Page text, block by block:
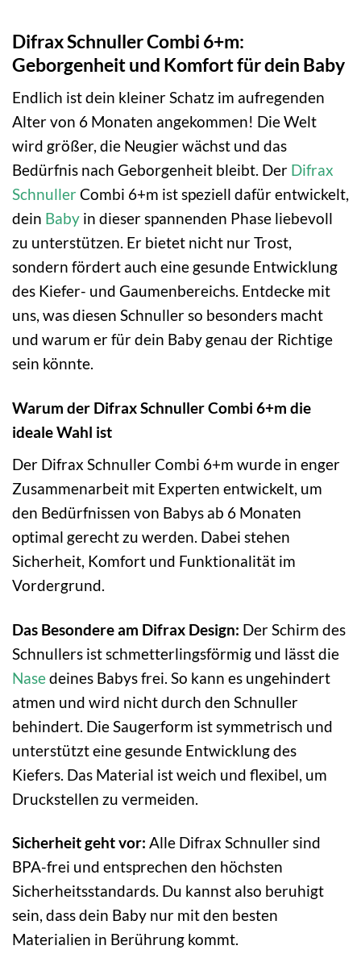
Difrax Schnuller Combi 6+m:
Geborgenheit und Komfort für dein Baby
Endlich ist dein kleiner Schatz im aufregenden
Alter von 6 Monaten angekommen! Die Welt
wird größer, die Neugier wächst und das
Bedürfnis nach Geborgenheit bleibt. Der Difrax
SchnullerCombi 6+m ist speziell dafür entwickelt,
dein Baby in dieser spannenden Phase liebevoll
zu unterstützen. Er bietet nicht nur Trost,
sondern fördert auch eine gesunde Entwicklung
des Kiefer- und Gaumenbereichs. Entdecke mit
uns, was diesen Schnuller so besonders macht
und warum er für dein Baby genau der Richtige
sein könnte.
Warum der Difrax Schnuller Combi 6+m die
ideale Wahl ist
Der Difrax Schnuller Combi 6+m wurde in enger
Zusammenarbeit mit Experten entwickelt, um
den Bedürfnissen von Babys ab 6 Monaten
optimal gerecht zu werden. Dabei stehen
Sicherheit, Komfort und Funktionalität im
Vordergrund.
Das Besondere am Difrax Design: Der Schirm des
Schnullers ist schmetterlingsförmig und lässt die
Nasedeines Babys frei. So kann es ungehindert
atmen und wird nicht durch den Schnuller
behindert. Die Saugerform ist symmetrisch und
unterstützt eine gesunde Entwicklung des
Kiefers. Das Material ist weich und flexibel, um
Druckstellen zu vermeiden.
Sicherheit geht vor: Alle Difrax Schnuller sind
BPA-frei und entsprechen den höchsten
Sicherheitsstandards. Du kannst also beruhigt
sein, dass dein Baby nur mit den besten
Materialien in Berührung kommt.